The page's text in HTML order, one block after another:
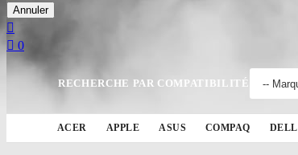
Annuler

 0
RECHERCHE PAR COMPATIBILITÉ
ACER APPLE ASUS COMPAQ DELL